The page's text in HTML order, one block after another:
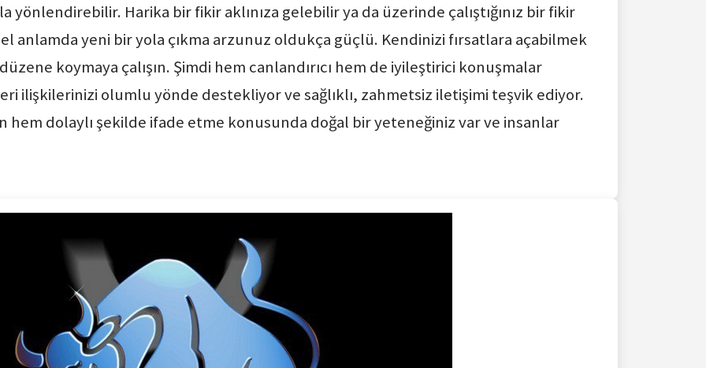
yönlendirebilir. Harika bir fikir aklınıza gelebilir ya da üzerinde çalıştığınız bir fikir
anlamda yeni bir yola çıkma arzunuz oldukça güçlü. Kendinizi fırsatlara açabilmek
koymaya çalışın. Şimdi hem canlandırıcı hem de iyileştirici konuşmalar
ilişkilerinizi olumlu yönde destekliyor ve sağlıklı, zahmetsiz iletişimi teşvik ediyor.
hem dolaylı şekilde ifade etme konusunda doğal bir yeteneğiniz var ve insanlar